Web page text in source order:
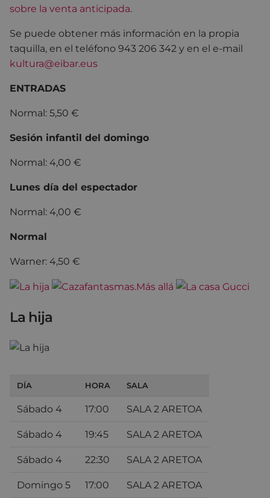
sobre la venta anticipada.
Se puede obtener más información en la propia
taquilla, en el teléfono 943 206 342 y en el e-mail
kultura@eibar.eus
ENTRADAS
Normal: 5,50 €
Sesión infantil del domingo
Normal: 4,00 €
Lunes día del espectador
Normal: 4,00 €
Normal
Warner: 4,50 €
La hija
DÍA HORA SALA
Sábado 4 17:00 SALA 2 ARETOA
Sábado 4 19:45 SALA 2 ARETOA
Sábado 4 22:30 SALA 2 ARETOA
Domingo 5 17:00 SALA 2 ARETOA